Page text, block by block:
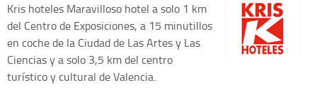
Kris hoteles Maravilloso hotel a solo 1 km
del Centro de Exposiciones, a 15 minutillos
en coche de la Ciudad de Las Artes y Las
Ciencias y a solo 3,5 km del centro
turístico y cultural de Valencia.